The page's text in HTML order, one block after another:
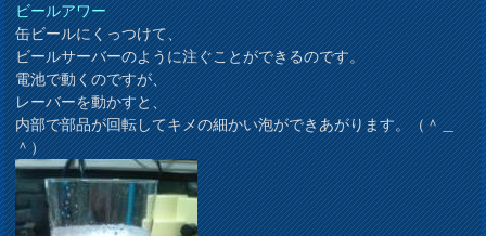
ビールアワー
缶ビールにくっつけて、
ビールサーバーのように注ぐことができるのです。
電池で動くのですが、
レーバーを動かすと、
内部で部品が回転してキメの細かい泡ができあがります。（＾＿
＾）